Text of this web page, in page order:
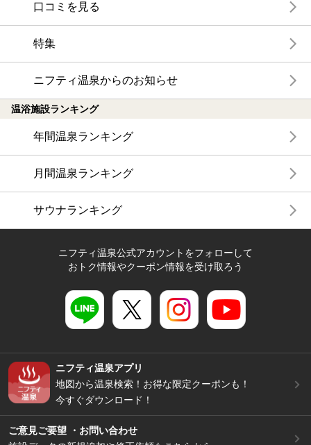
口コミを見る
特集
ニフティ温泉からのお知らせ
温浴施設ランキング
年間温泉ランキング
月間温泉ランキング
サウナランキング
ニフティ温泉公式アカウントをフォローして
おトク情報やクーポン情報を受け取ろう
ニフティ温泉アプリ
地図から温泉検索！お得な限定クーポンも！
今すぐダウンロード！
ご意見ご要望 ・お問い合わせ